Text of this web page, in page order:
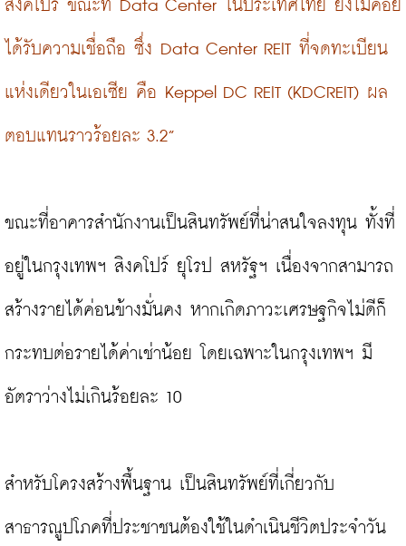
สิงคโปร์ ขณะที่ Data Center ในประเทศไทย ยังไม่ค่อย
ได้รับความเชื่อถือ ซึ่ง Data Center REIT ที่จดทะเบียน
แห่งเดียวในเอเซีย คือ Keppel DC REIT (KDCREIT) ผล
ตอบแทนราวร้อยละ 3.2”
ขณะที่อาคารสำนักงานเป็นสินทรัพย์ที่น่าสนใจลงทุน ทั้งที่
อยู่ในกรุงเทพฯ สิงคโปร์ ยุโรป สหรัฐฯ เนื่องจากสามารถ
สร้างรายได้ค่อนข้างมั่นคง หากเกิดภาวะเศรษฐกิจไม่ดีก็
กระทบต่อรายได้ค่าเช่าน้อย โดยเฉพาะในกรุงเทพฯ มี
อัตราว่างไม่เกินร้อยละ 10
สำหรับโครงสร้างพื้นฐาน เป็นสินทรัพย์ที่เกี่ยวกับ
สาธารณูปโภคที่ประชาชนต้องใช้ในดำเนินชีวิตประจำวัน